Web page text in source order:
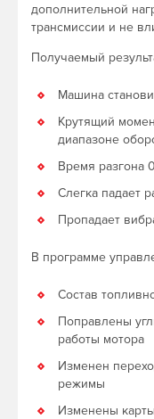
дополнительной
трансмиссии и не
Получаемый
Машина
Крутящий
диапазоне
Время разгона
Слегка падает
Пропадает
В программе
Состав
Поправлены
работы мотора
Изменен
режимы
Изменены